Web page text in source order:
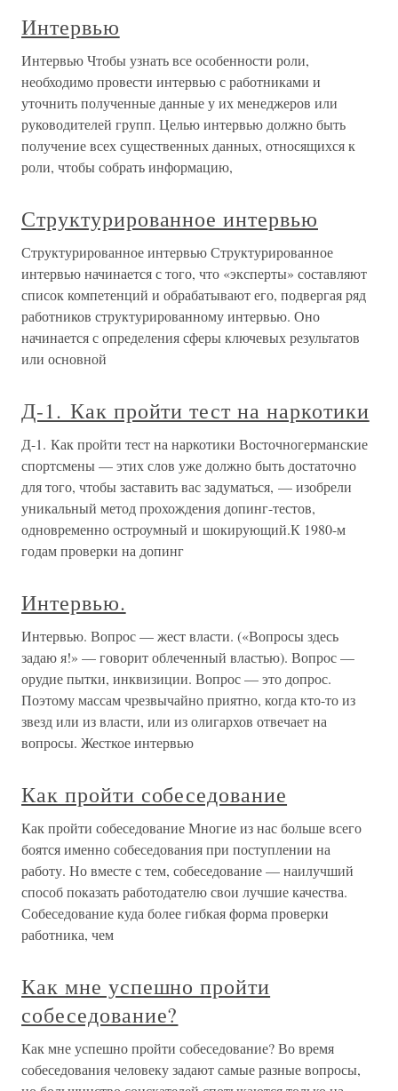
Интервью
Интервью Чтобы узнать все особенности роли,
необходимо провести интервью с работниками и
уточнить полученные данные у их менеджеров или
руководителей групп. Целью интервью должно быть
получение всех существенных данных, относящихся к
роли, чтобы собрать информацию,
Структурированное интервью
Структурированное интервью Структурированное
интервью начинается с того, что «эксперты» составляют
список компетенций и обрабатывают его, подвергая ряд
работников структурированному интервью. Оно
начинается с определения сферы ключевых результатов
или основной
Д-1. Как пройти тест на наркотики
Д-1. Как пройти тест на наркотики Восточногерманские
спортсмены — этих слов уже должно быть достаточно
для того, чтобы заставить вас задуматься, — изобрели
уникальный метод прохождения допинг-тестов,
одновременно остроумный и шокирующий.К 1980-м
годам проверки на допинг
Интервью.
Интервью. Вопрос — жест власти. («Вопросы здесь
задаю я!» — говорит облеченный властью). Вопрос —
орудие пытки, инквизиции. Вопрос — это допрос.
Поэтому массам чрезвычайно приятно, когда кто-то из
звезд или из власти, или из олигархов отвечает на
вопросы. Жесткое интервью
Как пройти собеседование
Как пройти собеседование Многие из нас больше всего
боятся именно собеседования при поступлении на
работу. Но вместе с тем, собеседование — наилучший
способ показать работодателю свои лучшие качества.
Собеседование куда более гибкая форма проверки
работника, чем
Как мне успешно пройти
собеседование?
Как мне успешно пройти собеседование? Во время
собеседования человеку задают самые разные вопросы,